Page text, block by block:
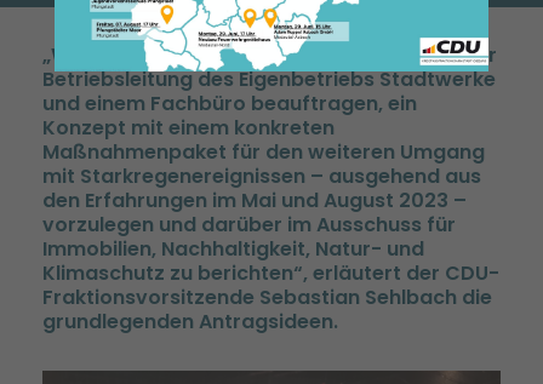
Wir wollen den Magistrat gemeinsam mit der
Betriebsleitung des Eigenbetriebs Stadtwerke
und einem Fachbüro beauftragen, ein
Konzept mit einem konkreten
Maßnahmenpaket für den weiteren Umgang
mit Starkregenereignissen – ausgehend aus
den Erfahrungen im Mai und August 2023 –
vorzulegen und darüber im Ausschuss für
Immobilien, Nachhaltigkeit, Natur- und
Klimaschutz zu berichten“, erläutert der CDU-
Fraktionsvorsitzende Sebastian Sehlbach die
grundlegenden Antragsideen.